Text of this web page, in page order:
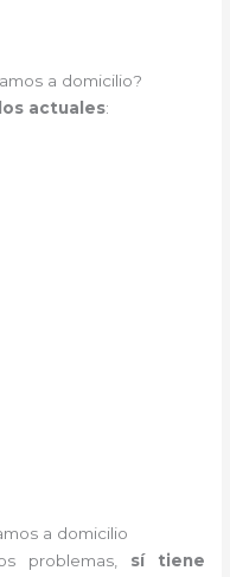
a domicilio?
actuales:
a domicilio
problemas, sí tiene